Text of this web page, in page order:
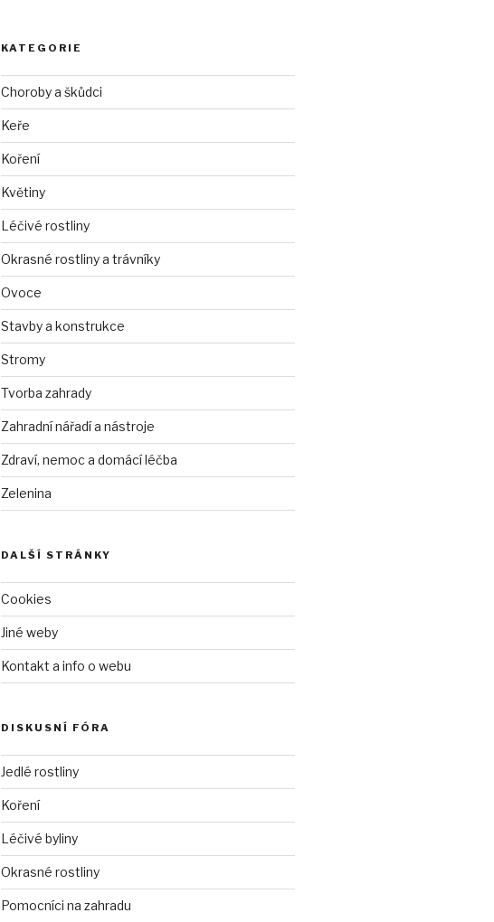
KATEGORIE
Choroby a škůdci
Keře
Koření
Květiny
Léčivé rostliny
Okrasné rostliny a trávníky
Ovoce
Stavby a konstrukce
Stromy
Tvorba zahrady
Zahradní nářadí a nástroje
Zdraví, nemoc a domácí léčba
Zelenina
DALŠÍ STRÁNKY
Cookies
Jiné weby
Kontakt a info o webu
DISKUSNÍ FÓRA
Jedlé rostliny
Koření
Léčivé byliny
Okrasné rostliny
Pomocníci na zahradu